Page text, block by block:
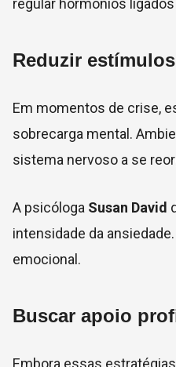
regular hormônios
Reduzir
Em momentos de crise,
sobrecarga mental.
sistema nervoso a se
A psicóloga Susan David
intensidade da
emocional.
Buscar apoio
Embora essas